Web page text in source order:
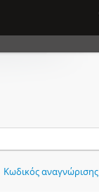
Κωδικός αναγνώρισης